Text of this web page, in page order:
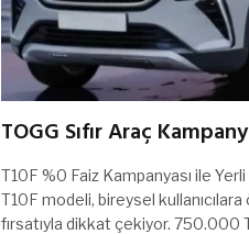
TOGG Sıfır Araç
T10F %0 Faiz Kampanyası ile
T10F modeli, bireysel kullanıcılara
fırsatıyla dikkat çekiyor. 750.000